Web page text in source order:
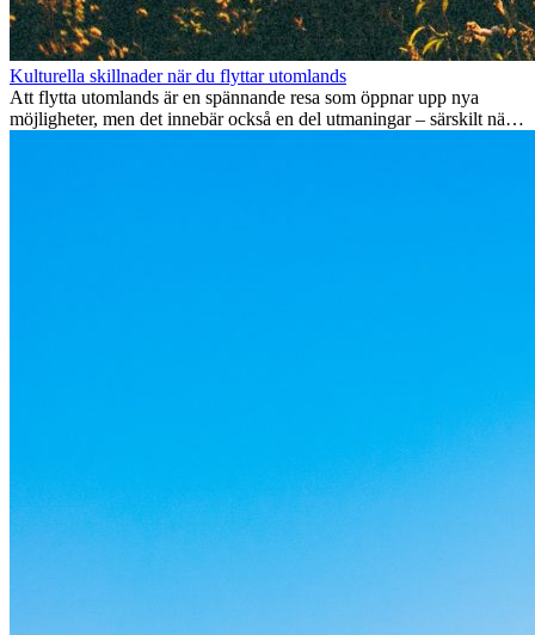
Kulturella skillnader när du flyttar utomlands
Att flytta utomlands är en spännande resa som öppnar upp nya
möjligheter, men det innebär också en del utmaningar – särskilt när